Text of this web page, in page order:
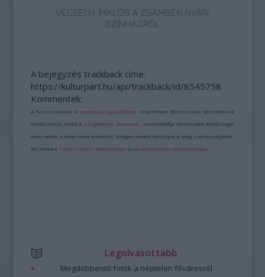
VECSEI H. MIKLÓS A ZSÁMBÉKI NYÁRI
SZÍNHÁZRÓL
A bejegyzés trackback címe:
https://kulturpart.hu/api/trackback/id/8545758
Kommentek:
A hozzászólások avonatkozó jogszabályok értelmében felhasználói tartalomnak
minősülnek, értük a szolgáltatás technikai üzemeltetője semmilyen felelősséget
nem vállal, azokat nem ellenőrzi. Kifogás esetén forduljon a blog szerkesztőjéhez.
Részletek a Felhasználási feltételekben és azadatvédelmi tájékoztatóban
Legolvasottabb
Megdöbbentő fotók a néptelen fővárosról